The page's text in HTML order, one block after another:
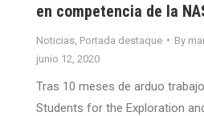
en competencia de la
Noticias Portada destaque By
junio 12, 2020
Tras 10 meses de arduo
Students for the Exploration